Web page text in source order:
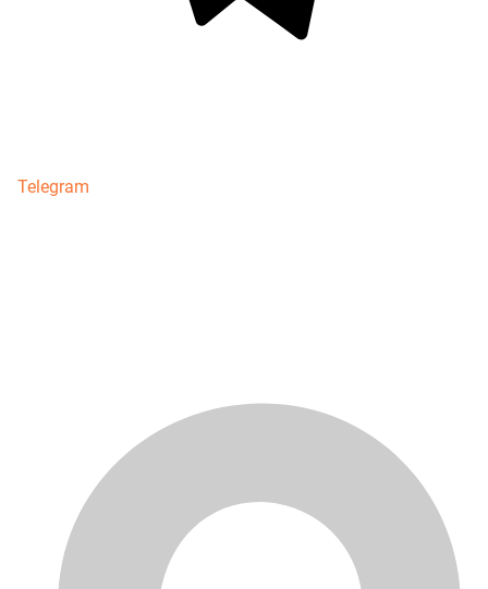
Telegram